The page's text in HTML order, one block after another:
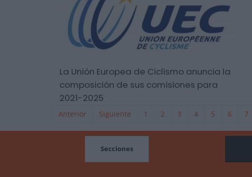
La Unión Europea de Ciclismo anuncia la
composición de sus comisiones para
2021-2025
Anterior Siguiente 1 2 3 4 5 6 7
Secciones